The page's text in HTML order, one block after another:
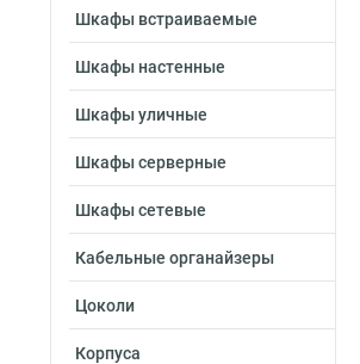
Шкафы встраиваемые
Шкафы настенные
Шкафы уличные
Шкафы серверные
Шкафы сетевые
Кабельные органайзеры
Цоколи
Корпуса